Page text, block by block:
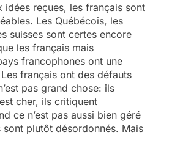
idées reçues, les français sont
Les Québécois, les
suisses sont certes encore
les français mais
francophones ont une
français ont des défauts
pas grand chose: ils
cher, ils critiquent
ce n’est pas aussi bien géré
sont plutôt désordonnés. Mais